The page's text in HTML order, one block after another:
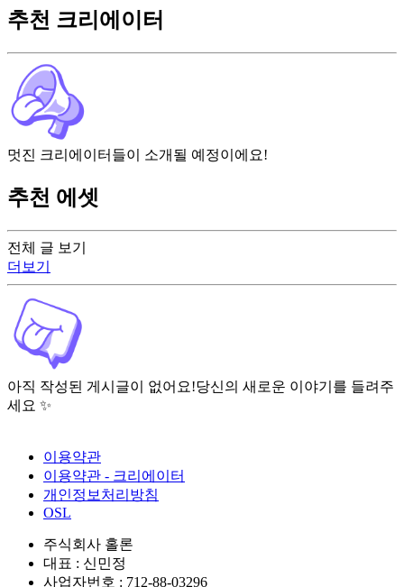
전체 글 보기
더보기
아직 작성된 게시글이 없어요!당신의 새로운 이야기를 들려주
세요 ✨
추천 크리에이터
멋진 크리에이터들이 소개될 예정이에요!
추천 에셋
이용약관
이용약관 - 크리에이터
개인정보처리방침
OSL
주식회사 홀론
대표 : 신민정
사업자번호 : 712-88-03296